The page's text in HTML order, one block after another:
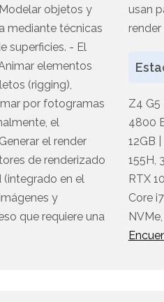
objetos y
mediante técnicas
superficies. - El
elementos
(rigging),
por fotogramas
el
el render
de renderizado
en el
y
que requiere una
usan
render
Z4 G5
4800
12GB
155H,
RTX
Core